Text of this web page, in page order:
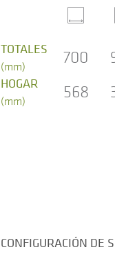
TOTALES
(mm) 700
HOGAR
(mm) 568
CONFIGURACIÓN DE